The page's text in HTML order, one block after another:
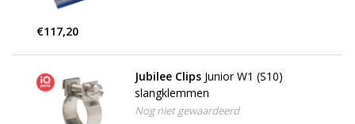
€117,20
Jubilee Clips Junior W1 (S10)
slangklemmen
Nog niet gewaardeerd